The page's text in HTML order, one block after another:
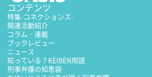
コンテンツ
特集-コネクションズ-
関連活動紹介
コラム・連載
ブックレビュー
ニュース
知っている？KEIBEN用語
刑事弁護の知恵袋